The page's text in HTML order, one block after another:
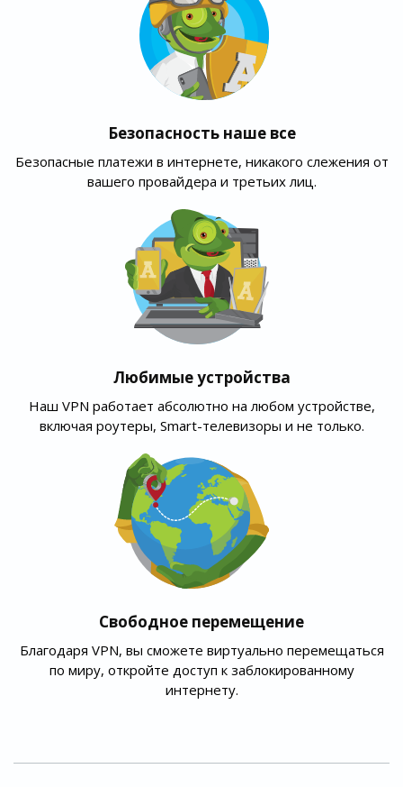
Безопасность наше все
Безопасные платежи в интернете, никакого слежения от
вашего провайдера и третьих лиц.
Любимые устройства
Наш VPN работает абсолютно на любом устройстве,
включая роутеры, Smart-телевизоры и не только.
Свободное перемещение
Благодаря VPN, вы сможете виртуально перемещаться
по миру, откройте доступ к заблокированному
интернету.